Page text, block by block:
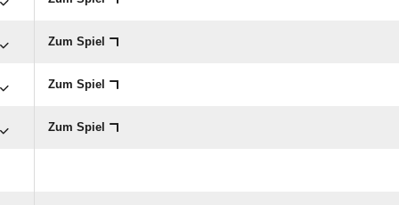
Zum Spiel
Zum Spiel
Zum Spiel